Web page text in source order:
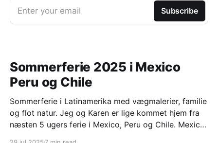
Enter your email Subscribe
Sommerferie 2025 i Mexico
Peru og Chile
Sommerferie i Latinamerika med vægmalerier, familie
og flot natur. Jeg og Karen er lige kommet hjem fra
næsten 5 ugers ferie i Mexico, Peru og Chile. Mexico